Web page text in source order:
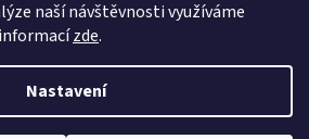
naší návštěvnosti využíváme
zde.
Nastavení